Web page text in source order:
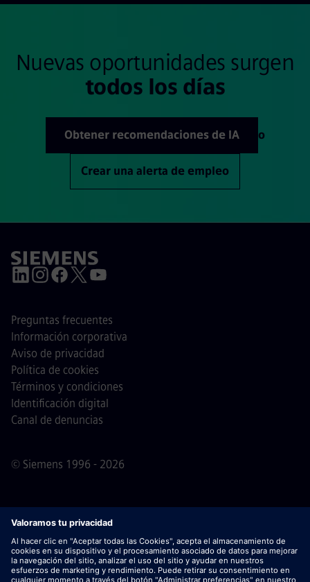
Nuevas oportunidades surgen
todos los días
Obtener recomendaciones de IA o
Crear una alerta de empleo
© Siemens 1996 - 2026
Preguntas frecuentes
Información corporativa
Aviso de privacidad
Política de cookies
Términos y condiciones
Identificación digital
Canal de denuncias
Nota importantePara todas las personas que quieran
unirse a nosotros, por favor, es importante tener en cuenta
que Siemens no solicita honorarios antes / durante /
después del proceso de solicitud. No pedimos datos